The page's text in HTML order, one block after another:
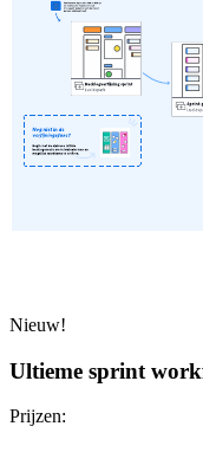
Nieuw!
Ultieme sprint
Prijzen: